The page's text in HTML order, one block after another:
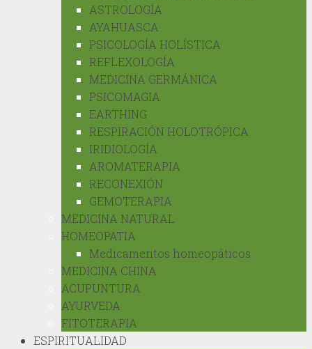
ASTROLOGÍA
AYAHUASCA
PSICOLOGÍA HOLÍSTICA
REFLEXOLOGÍA
MEDICINA GERMÁNICA
PSICOMAGIA
EARTHING
RESPIRACIÓN HOLOTRÓPICA
IRIDIOLOGÍA
AROMATERAPIA
RECONEXIÓN
GEMOTERAPIA
MEDICINA NATURAL
HOMEOPATIA
Medicamentos homeopáticos
MEDICINA CHINA
ACUPUNTURA
AYURVEDA
FITOTERAPIA
ESPIRITUALIDAD